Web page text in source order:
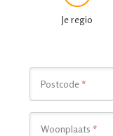
Je regio
Postcode *
Woonplaats *